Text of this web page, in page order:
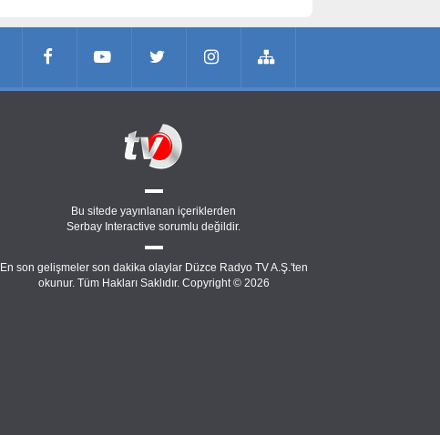
Bu sitede yayınlanan içeriklerden
Serbay Interactive sorumlu değildir.
En son gelişmeler son dakika olaylar Düzce Radyo TV A.Ş.'ten
okunur. Tüm Hakları Saklıdır. Copyright © 2026